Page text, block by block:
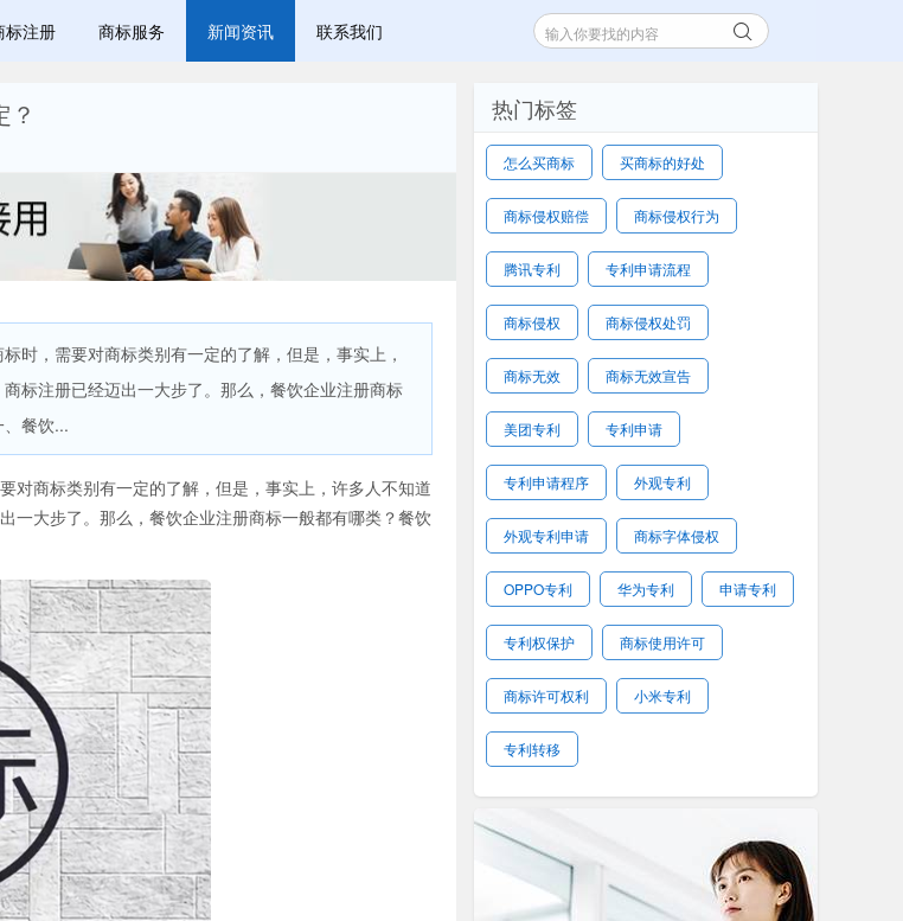
标注册 商标服务 新闻资讯 联系我们
，需要对商标类别有一定的了解，但是，事实上，
标注册已经迈出一大步了。那么，餐饮企业注册商标
餐饮...
商标类别有一定的了解，但是，事实上，许多人不知道
一大步了。那么，餐饮企业注册商标一般都有哪类？餐饮
热门标签
怎么买商标 买商标的好处
商标侵权赔偿 商标侵权行为
腾讯专利 专利申请流程
商标侵权 商标侵权处罚
商标无效 商标无效宣告
美团专利 专利申请
专利申请程序 外观专利
外观专利申请 商标字体侵权
OPPO专利 华为专利 申请专利
专利权保护 商标使用许可
商标许可权利 小米专利
专利转移